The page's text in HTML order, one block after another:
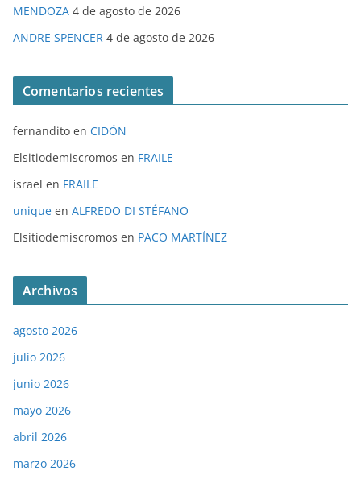
MENDOZA 4 de agosto de 2026
ANDRE SPENCER 4 de agosto de 2026
Comentarios recientes
fernandito en CIDÓN
Elsitiodemiscromos en FRAILE
israel en FRAILE
unique en ALFREDO DI STÉFANO
Elsitiodemiscromos en PACO MARTÍNEZ
Archivos
agosto 2026
julio 2026
junio 2026
mayo 2026
abril 2026
marzo 2026